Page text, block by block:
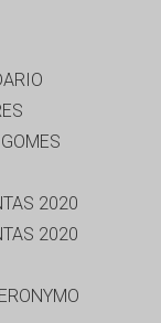
2020
2020